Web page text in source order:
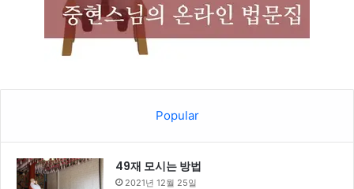
Popular
49재 모시는 방법
2021년 12월 25일